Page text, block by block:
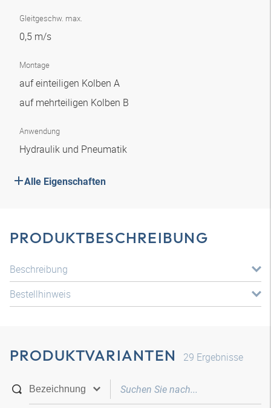
Gleitgeschw. max.
0,5 m/s
Montage
auf einteiligen Kolben A
auf mehrteiligen Kolben B
Anwendung
Hydraulik und Pneumatik
Alle Eigenschaften
PRODUKTBESCHREIBUNG
Beschreibung
Bestellhinweis
PRODUKTVARIANTEN 29 Ergebnisse